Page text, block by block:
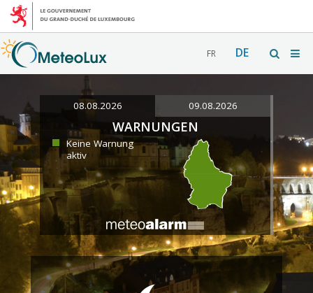
FR DE
08.08.2026 09.08.2026
WARNUNGEN
Keine Warnung
aktiv